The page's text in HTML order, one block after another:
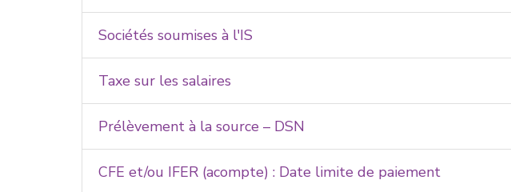
Sociétés soumises à l'IS
Taxe sur les salaires
Prélèvement à la source – DSN
CFE et/ou IFER (acompte) : Date limite de paiement